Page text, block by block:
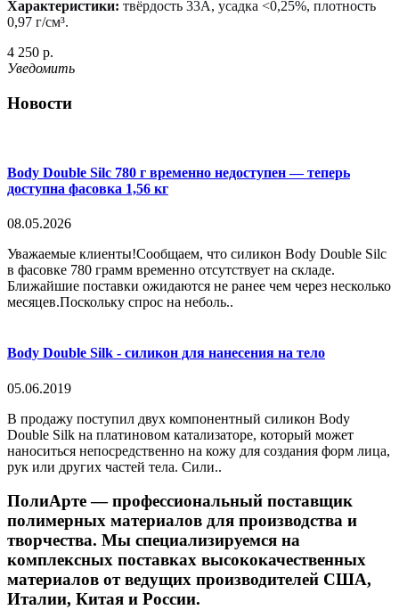
Характеристики: твёрдость 33A, усадка <0,25%, плотность
0,97 г/см³.
4 250 р.
Уведомить
Новости
Body Double Silc 780 г временно недоступен — теперь
доступна фасовка 1,56 кг
08.05.2026
Уважаемые клиенты!Сообщаем, что силикон Body Double Silc
в фасовке 780 грамм временно отсутствует на складе.
Ближайшие поставки ожидаются не ранее чем через несколько
месяцев.Поскольку спрос на неболь..
Body Double Silk - силикон для нанесения на тело
05.06.2019
В продажу поступил двух компонентный силикон Body
Double Silk на платиновом катализаторе, который может
наноситься непосредственно на кожу для создания форм лица,
рук или других частей тела. Сили..
ПолиАрте — профессиональный поставщик
полимерных материалов для производства и
творчества. Мы специализируемся на
комплексных поставках высококачественных
материалов от ведущих производителей США,
Италии, Китая и России.